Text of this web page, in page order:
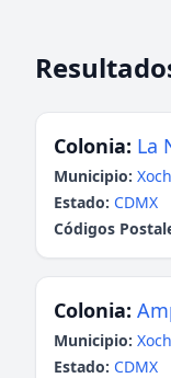
Colonia: La
Municipio:
Estado: CDMX
Códigos
Colonia:
Municipio:
Estado: CDMX